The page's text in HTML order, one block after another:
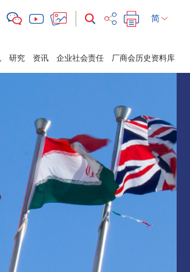
简
研究 资讯 企业社会责任 厂商会历史资料库